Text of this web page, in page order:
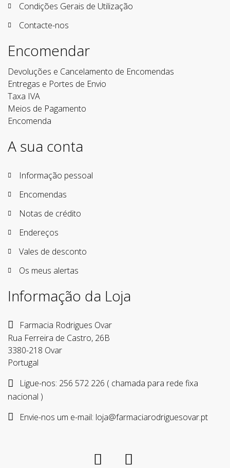
Condições Gerais de Utilização
Contacte-nos
Encomendar
Devoluções e Cancelamento de Encomendas
Entregas e Portes de Envio
Taxa IVA
Meios de Pagamento
Encomenda
A sua conta
Informação pessoal
Encomendas
Notas de crédito
Endereços
Vales de desconto
Os meus alertas
Informação da Loja
Farmacia Rodrigues Ovar
Rua Ferreira de Castro, 26B
3380-218 Ovar
Portugal
Ligue-nos: 256 572 226 ( chamada para rede fixa
nacional )
Envie-nos um e-mail: loja@farmaciarodriguesovar.pt